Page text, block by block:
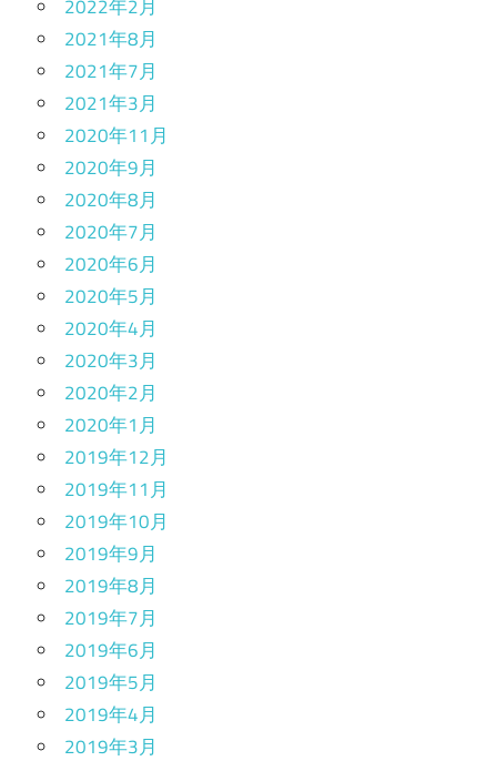
2022年2月
2021年8月
2021年7月
2021年3月
2020年11月
2020年9月
2020年8月
2020年7月
2020年6月
2020年5月
2020年4月
2020年3月
2020年2月
2020年1月
2019年12月
2019年11月
2019年10月
2019年9月
2019年8月
2019年7月
2019年6月
2019年5月
2019年4月
2019年3月